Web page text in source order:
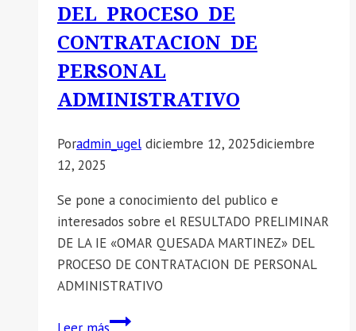
DE
ADMISION
A
LOS
COLEGIOS
ALTO
DEL PROCESO DE
CONTRATACION DE
PERSONAL
ADMINISTRATIVO
Poradmin_ugel diciembre 12, 2025diciembre
12, 2025
Se pone a conocimiento del publico e
interesados sobre el RESULTADO PRELIMINAR
DE LA IE «OMAR QUESADA MARTINEZ» DEL
PROCESO DE CONTRATACION DE PERSONAL
ADMINISTRATIVO
Leer más📣